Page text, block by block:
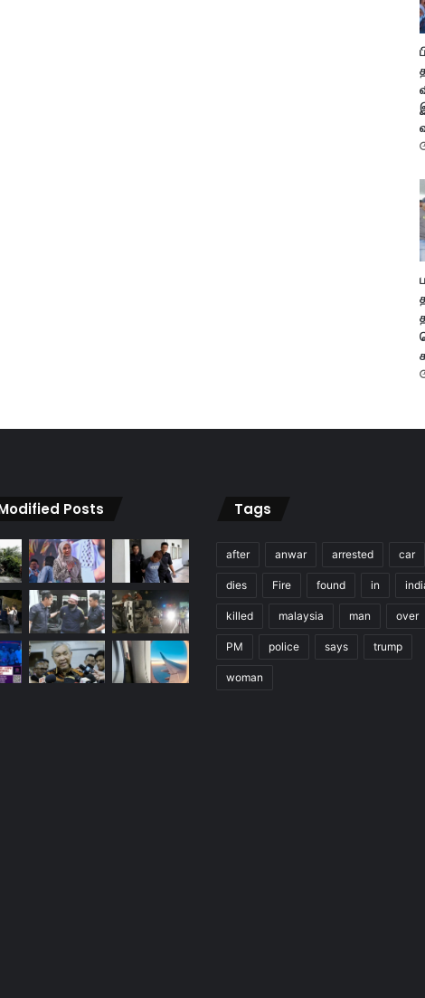
Posts Tags
after anwar arrested car
dies Fire found in
killed malaysia man over
PM police says trump
woman